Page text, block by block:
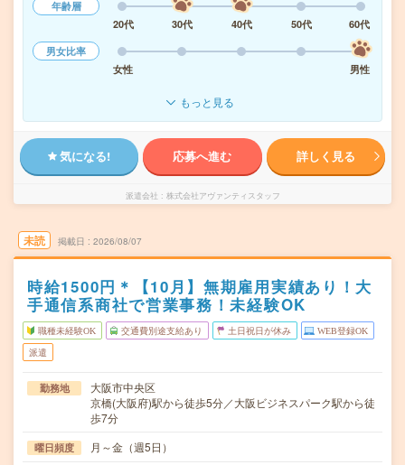
年齢層
20代
30代 40代 50代
60代
男女比率
女性
男性
もっと見る
気になる! 応募へ進む 詳しく見る
派遣会社 株式会社アヴァンティスタッフ
未読 掲載日 2026/08/07
時給1500円＊【10月】無期雇用実績あり！大
手通信系商社で営業事務！未経験OK
職種未経験OK 交通費別途支給あり 土日祝日が休み WEB登録OK
派遣
勤務地
大阪市中央区
京橋(大阪府)駅から徒歩5分／大阪ビジネスパーク駅から徒
歩7分
曜日頻度 月～金（週5日）